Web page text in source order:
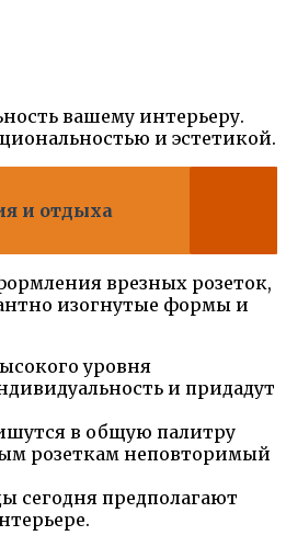
вашему интерьеру.
и эстетикой.
и отдыха
врезных розеток,
изогнутые формы и
уровня
и придадут
в общую палитру
розеткам неповторимый
сегодня предполагают